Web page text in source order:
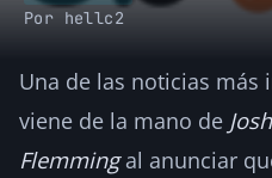
Por hellc2
Una de las noticias más
viene de la mano de
Flemmingal anunciar